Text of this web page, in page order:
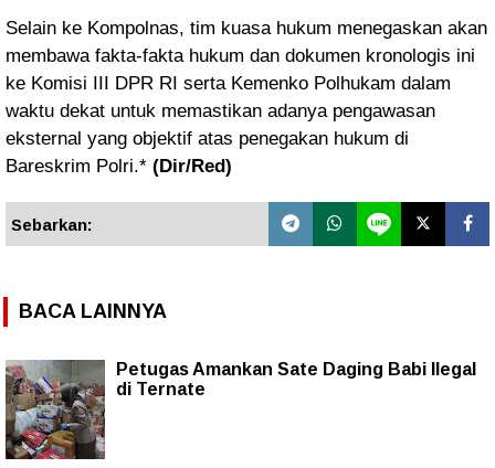
Selain ke Kompolnas, tim kuasa hukum menegaskan akan
membawa fakta-fakta hukum dan dokumen kronologis ini
ke Komisi III DPR RI serta Kemenko Polhukam dalam
waktu dekat untuk memastikan adanya pengawasan
eksternal yang objektif atas penegakan hukum di
Bareskrim Polri.* (Dir/Red)
Sebarkan:
BACA LAINNYA
Petugas Amankan Sate Daging Babi Ilegal
di Ternate